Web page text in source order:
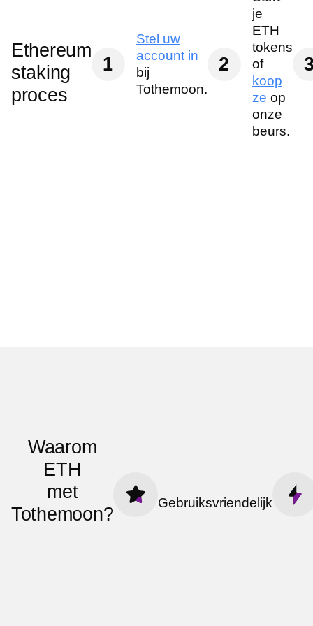
Ethereum
staking
proces
1
Stel uw
account in
bij
Tothemoon.
2
je
ETH
tokens
of
koop
ze op
onze
beurs.
Waarom
ETH
met
Tothemoon?
Gebruiksvriendelijk